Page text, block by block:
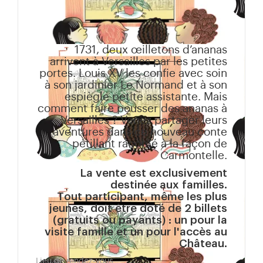
1731, deux œilletons d’ananas
arrivent à Versailles par les petites
portes. Louis XV les confie avec soin
à son jardinier Le Normand et à son
espiègle petite assistante. Mais
comment faire pousser des ananas à
Versailles ? Venez partager leurs
aventures dans ce nouveau conte
pétillant raconté à la façon de
Carmontelle.
La vente est exclusivement
destinée aux familles.
Tout participant, même les plus
jeunes, doit être doté de 2 billets
(gratuits ou payants) : un pour la
visite famille et un pour l'accès au
Château.
Lieu de rendez-vous